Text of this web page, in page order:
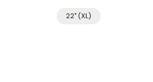
22" (XL)